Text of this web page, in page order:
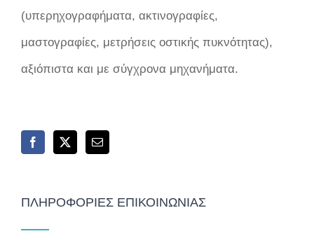
(υπερηχογραφήματα, ακτινογραφίες,
μαστογραφίες, μετρήσεις οστικής πυκνότητας),
αξιόπιστα και με σύγχρονα μηχανήματα.
ΠΛΗΡΟΦΟΡΊΕΣ ΕΠΙΚΟΙΝΩΝΊΑΣ